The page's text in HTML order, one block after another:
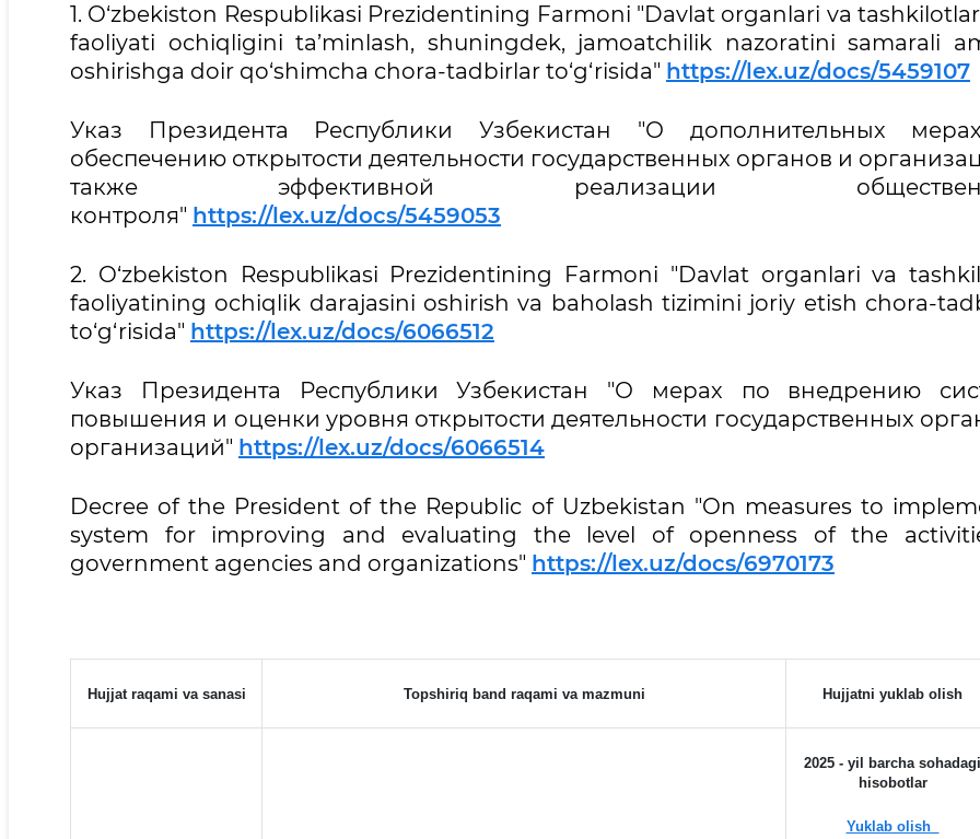
1. O‘zbekiston Respublikasi Prezidentining Farmoni "Davlat organlari va
faoliyati ochiqligini ta’minlash, shuningdek, jamoatchilik nazoratini samarali
oshirishga doir qo‘shimcha chora-tadbirlar to‘g‘risida" https://lex.uz/docs/5459107
Указ Президента Республики Узбекистан "О дополнительных
обеспечению открытости деятельности государственных органов и
также эффективной реализации
контроля" https://lex.uz/docs/5459053
2. O‘zbekiston Respublikasi Prezidentining Farmoni "Davlat organlari va
faoliyatining ochiqlik darajasini oshirish va baholash tizimini joriy etish chora-
to‘g‘risida" https://lex.uz/docs/6066512
Указ Президента Республики Узбекистан "О мерах по внедрению
повышения и оценки уровня открытости деятельности государственных
организаций" https://lex.uz/docs/6066514
Decree of the President of the Republic of Uzbekistan "On measures to
system for improving and evaluating the level of openness of the
government agencies and organizations" https://lex.uz/docs/6970173
Hujjat raqami va sanasi Topshiriq band raqami va mazmuni Hujjatni yuklab olish
2025 - yil barcha sohadagi
hisobotlar
Yuklab olish